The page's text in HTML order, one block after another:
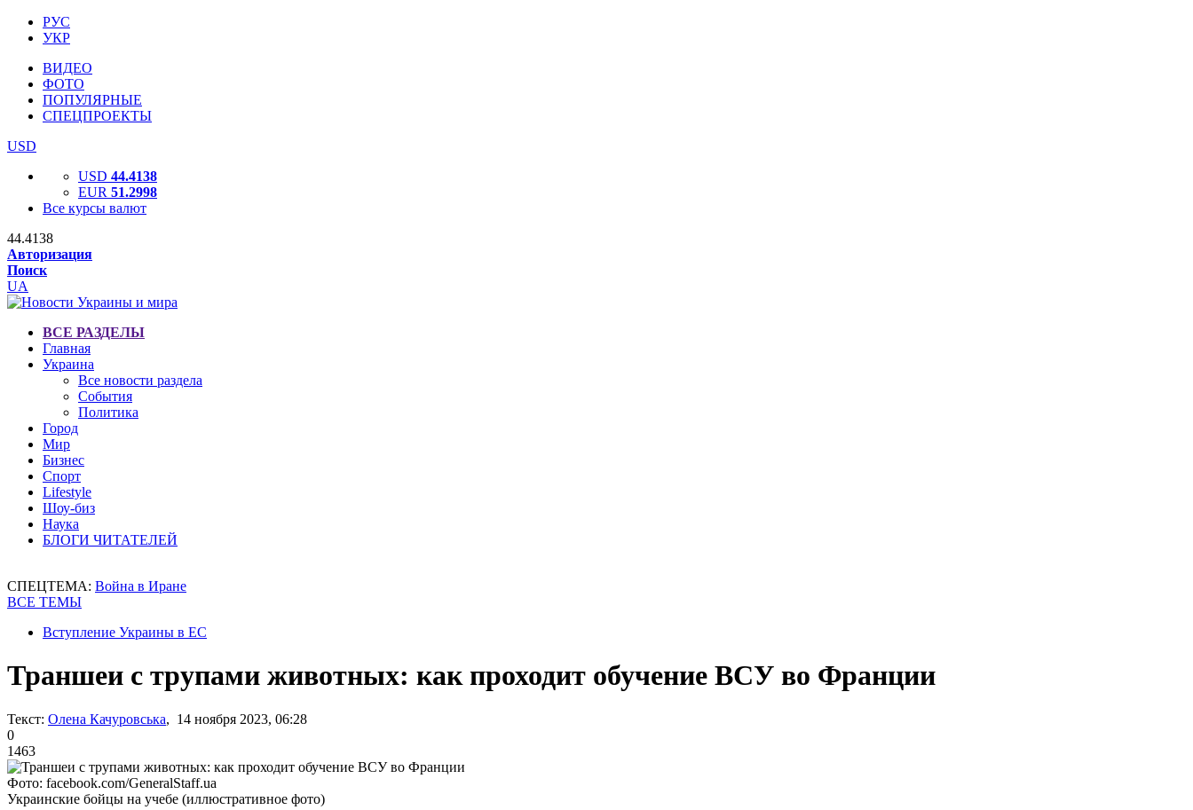
РУС
УКР
ВИДЕО
ФОТО
ПОПУЛЯРНЫЕ
СПЕЦПРОЕКТЫ
USD
USD 44.4138
EUR 51.2998
Все курсы валют
44.4138
Авторизация
Поиск
UA
ВСЕ РАЗДЕЛЫ
Главная
Украина
Все новости раздела
События
Политика
Город
Мир
Бизнес
Спорт
Lifestyle
Шоу-биз
Наука
БЛОГИ ЧИТАТЕЛЕЙ
СПЕЦТЕМА: Война в Иране
ВСЕ ТЕМЫ
Вступление Украины в ЕС
Траншеи с трупами животных: как проходит обучение ВСУ во Франции
Текст: Олена Качуровська, 14 ноября 2023, 06:28
0
1463
Фото: facebook.com/GeneralStaff.ua
Украинские бойцы на учебе (иллюстративное фото)